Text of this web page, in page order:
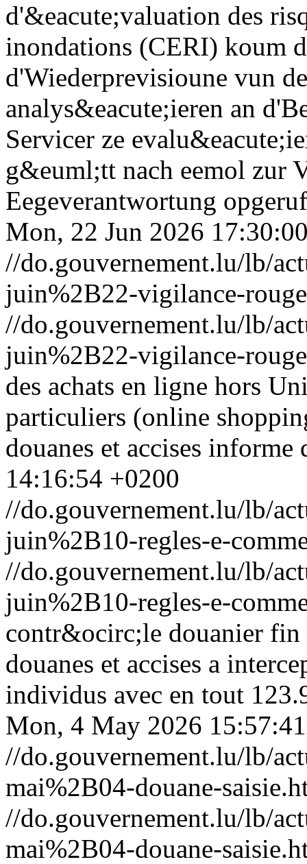
d'&eacute;valuation des
inondations (CERI) koum
d'Wiederprevisioune vun
analys&eacute;ieren an
Servicer ze
g&euml;tt nach eemol zur
Eegeverantwortung
Mon, 22 Jun 2026
//do.gouvernement.lu/lb/
juin%2B22-vigilance-
//do.gouvernement.lu/lb/
juin%2B22-vigilance-
des achats en ligne hors
particuliers (online
douanes et accises informe
14:16:54 +0200
//do.gouvernement.lu/lb/
juin%2B10-regles-e-
//do.gouvernement.lu/lb/
juin%2B10-regles-e-
contr&ocirc;le douanier
douanes et accises a
individus avec en tout
Mon, 4 May 2026
//do.gouvernement.lu/lb/
mai%2B04-douane-
//do.gouvernement.lu/lb/
mai%2B04-douane-